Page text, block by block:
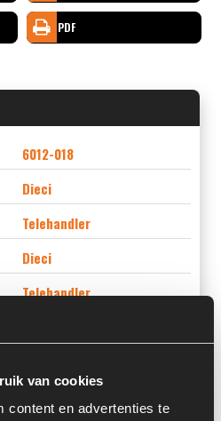
van cookies
content en advertenties te
PDF
6012-018
Dieci
Telehandler
Dieci
Telehandler